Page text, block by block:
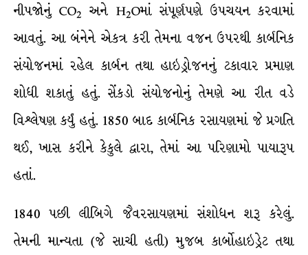
નીપજોનું CO2 અને H2Oમાં સંપૂર્ણપણે ઉપચયન કરવામાં
આવતું. આ બંનેને એકત્ર કરી તેમના વજન ઉપરથી કાર્બનિક
સંયોજનમાં રહેલ કાર્બન તથા હાઇડ્રોજનનું ટકાવાર પ્રમાણ
શોધી શકાતું હતું. સેંકડો સંયોજનોનું તેમણે આ રીત વડે
વિશ્લેષણ કર્યું હતું. 1850 બાદ કાર્બનિક રસાયણમાં જે પ્રગતિ
થઈ, ખાસ કરીને કેકુલે દ્વારા, તેમાં આ પરિણામો પાયારૂપ
હતાં.
1840 પછી લીબિગે જૈવરસાયણમાં સંશોધન શરૂ કરેલું.
તેમની માન્યતા (જે સાચી હતી) મુજબ કાર્બોહાઇડ્રેટ તથા